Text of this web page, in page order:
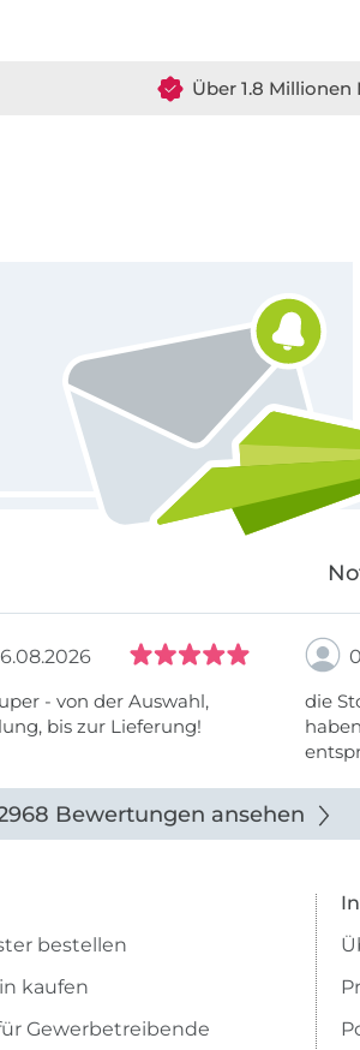
Über 1.8
- von der Auswahl,
bis zur Lieferung!
die
Bewertungen ansehen
bestellen
kaufen
Gewerbetreibende